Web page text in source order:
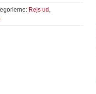
Rejs ud ,